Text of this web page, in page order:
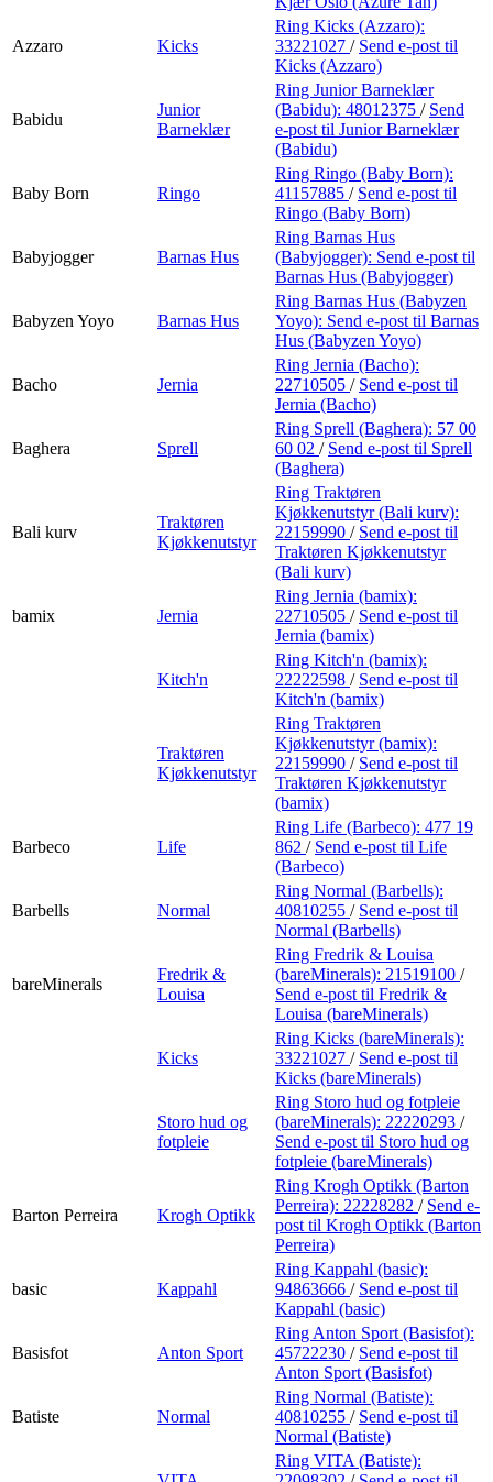
Azzaro Kicks
Ring Kicks (Azzaro):
33221027 / Send e-post til
Kicks (Azzaro)
Babidu
Junior
Barneklær
Ring Junior Barneklær
(Babidu): 48012375 / Send
e-post til Junior Barneklær
(Babidu)
Baby Born Ringo
Ring Ringo (Baby Born):
41157885 / Send e-post til
Ringo (Baby Born)
Babyjogger Barnas Hus
Ring Barnas Hus
(Babyjogger): Send e-post til
Barnas Hus (Babyjogger)
Babyzen Yoyo Barnas Hus
Ring Barnas Hus (Babyzen
Yoyo): Send e-post til Barnas
Hus (Babyzen Yoyo)
Bacho Jernia
Ring Jernia (Bacho):
22710505 / Send e-post til
Jernia (Bacho)
Baghera Sprell
Ring Sprell (Baghera): 57 00
60 02 / Send e-post til Sprell
(Baghera)
Bali kurv
Traktøren
Kjøkkenutstyr
Ring Traktøren
Kjøkkenutstyr (Bali kurv):
22159990 / Send e-post til
Traktøren Kjøkkenutstyr
(Bali kurv)
bamix Jernia
Ring Jernia (bamix):
22710505 / Send e-post til
Jernia (bamix)
Kitch'n
Ring Kitch'n (bamix):
22222598 / Send e-post til
Kitch'n (bamix)
Traktøren
Kjøkkenutstyr
Ring Traktøren
Kjøkkenutstyr (bamix):
22159990 / Send e-post til
Traktøren Kjøkkenutstyr
(bamix)
Barbeco Life
Ring Life (Barbeco): 477 19
862 / Send e-post til Life
(Barbeco)
Barbells Normal
Ring Normal (Barbells):
40810255 / Send e-post til
Normal (Barbells)
bareMinerals
Fredrik &
Louisa
Ring Fredrik & Louisa
(bareMinerals): 21519100 /
Send e-post til Fredrik &
Louisa (bareMinerals)
Kicks
Ring Kicks (bareMinerals):
33221027 / Send e-post til
Kicks (bareMinerals)
Storo hud og
fotpleie
Ring Storo hud og fotpleie
(bareMinerals): 22220293 /
Send e-post til Storo hud og
fotpleie (bareMinerals)
Barton Perreira Krogh Optikk
Ring Krogh Optikk (Barton
Perreira): 22228282 / Send e-
post til Krogh Optikk (Barton
Perreira)
basic Kappahl
Ring Kappahl (basic):
94863666 / Send e-post til
Kappahl (basic)
Basisfot Anton Sport
Ring Anton Sport (Basisfot):
45722230 / Send e-post til
Anton Sport (Basisfot)
Batiste Normal
Ring Normal (Batiste):
40810255 / Send e-post til
Normal (Batiste)
Ring VITA (Batiste):